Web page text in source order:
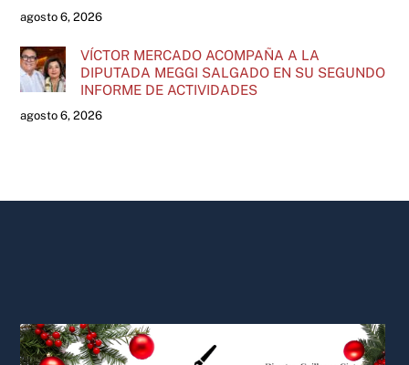
agosto 6, 2026
VÍCTOR MERCADO ACOMPAÑA A LA
DIPUTADA MEGGI SALGADO EN SU SEGUNDO
INFORME DE ACTIVIDADES
agosto 6, 2026
To